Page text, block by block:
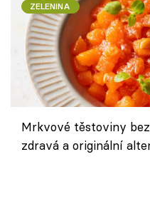
ZELENINA
Mrkvové těstoviny
zdravá a originální